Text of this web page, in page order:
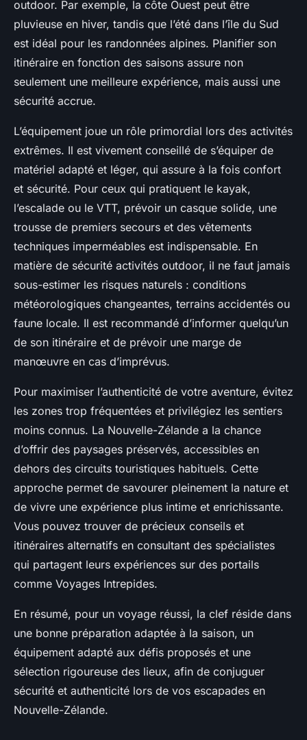
outdoor. Par exemple, la côte Ouest peut être
pluvieuse en hiver, tandis que l’été dans l’île du Sud
est idéal pour les randonnées alpines. Planifier son
itinéraire en fonction des saisons assure non
seulement une meilleure expérience, mais aussi une
sécurité accrue.
L’équipement joue un rôle primordial lors des activités
extrêmes. Il est vivement conseillé de s’équiper de
matériel adapté et léger, qui assure à la fois confort
et sécurité. Pour ceux qui pratiquent le kayak,
l’escalade ou le VTT, prévoir un casque solide, une
trousse de premiers secours et des vêtements
techniques imperméables est indispensable. En
matière de sécurité activités outdoor, il ne faut jamais
sous-estimer les risques naturels : conditions
météorologiques changeantes, terrains accidentés ou
faune locale. Il est recommandé d’informer quelqu’un
de son itinéraire et de prévoir une marge de
manœuvre en cas d’imprévus.
Pour maximiser l’authenticité de votre aventure, évitez
les zones trop fréquentées et privilégiez les sentiers
moins connus. La Nouvelle-Zélande a la chance
d’offrir des paysages préservés, accessibles en
dehors des circuits touristiques habituels. Cette
approche permet de savourer pleinement la nature et
de vivre une expérience plus intime et enrichissante.
Vous pouvez trouver de précieux conseils et
itinéraires alternatifs en consultant des spécialistes
qui partagent leurs expériences sur des portails
comme Voyages Intrepides.
En résumé, pour un voyage réussi, la clef réside dans
une bonne préparation adaptée à la saison, un
équipement adapté aux défis proposés et une
sélection rigoureuse des lieux, afin de conjuguer
sécurité et authenticité lors de vos escapades en
Nouvelle-Zélande.